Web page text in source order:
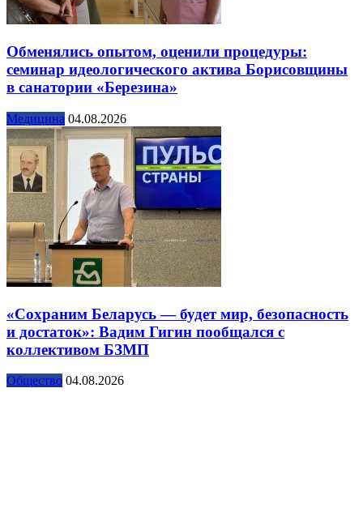
Обменялись опытом, оценили процедуры:
семинар идеологического актива Борисовщины
в санатории «Березина»
Медицина 04.08.2026
«Сохраним Беларусь — будет мир, безопасность
и достаток»: Вадим Гигин пообщался с
коллективом БЗМП
Общество 04.08.2026